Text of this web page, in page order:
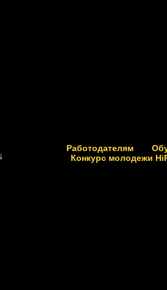
Работодателям
Конкурс молодежи